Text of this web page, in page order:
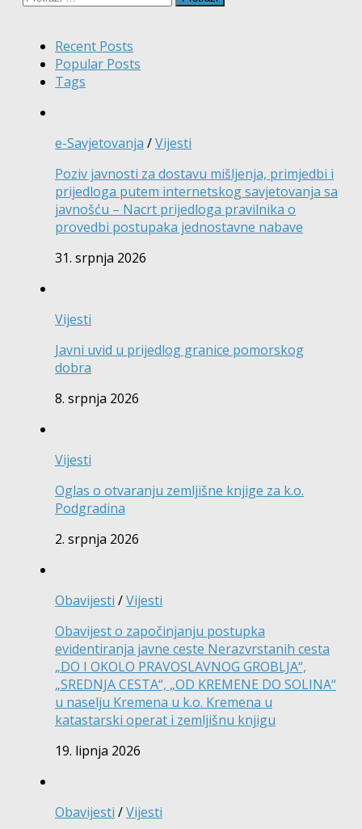
Recent Posts
Popular Posts
Tags
e-Savjetovanja /Vijesti
Poziv javnosti za dostavu mišljenja, primjedbi i
prijedloga putem internetskog savjetovanja sa
javnošću – Nacrt prijedloga pravilnika o
provedbi postupaka jednostavne nabave
31. srpnja 2026
Vijesti
Javni uvid u prijedlog granice pomorskog
dobra
8. srpnja 2026
Vijesti
Oglas o otvaranju zemljišne knjige za k.o.
Podgradina
2. srpnja 2026
Obavijesti /Vijesti
Obavijest o započinjanju postupka
evidentiranja javne ceste Nerazvrstanih cesta
„DO I OKOLO PRAVOSLAVNOG GROBLJA“,
„SREDNJA CESTA“, „OD KREMENE DO SOLINA“
u naselju Kremena u k.o. Kremena u
katastarski operat i zemljišnu knjigu
19. lipnja 2026
Obavijesti /Vijesti